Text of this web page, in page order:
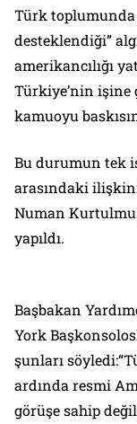
Türk toplumunda
desteklendiği”
amerikancılığı
Türkiye’nin işine
kamuoyu
Bu durumun tek
arasındaki
Numan
yapıldı.
Başbakan
York
şunları söyledi:
ardında resmi
görüşe sahip